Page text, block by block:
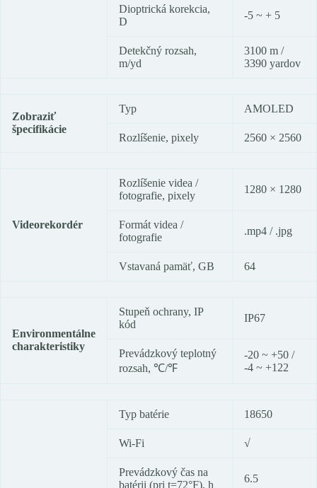
Dioptrická korekcia,
D
-5 ~ + 5
Detekčný rozsah,
m/yd
3100 m /
3390 yardov
Zobraziť
špecifikácie
Typ AMOLED
Rozlíšenie, pixely 2560 × 2560
Videorekordér
Rozlíšenie videa /
fotografie, pixely
1280 × 1280
Formát videa /
fotografie
.mp4 / .jpg
Vstavaná pamäť, GB 64
Environmentálne
charakteristiky
Stupeň ochrany, IP
kód
IP67
Prevádzkový teplotný
rozsah, ℃/℉
-20 ~ +50 /
-4 ~ +122
Typ batérie 18650
Wi-Fi √
Prevádzkový čas na
batérii (pri t=72°F), h
6.5